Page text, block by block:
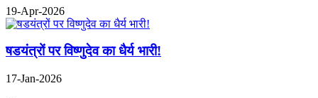
19-Apr-2026
षडयंत्रों पर विष्णुदेव का धैर्य भारी!
17-Jan-2026